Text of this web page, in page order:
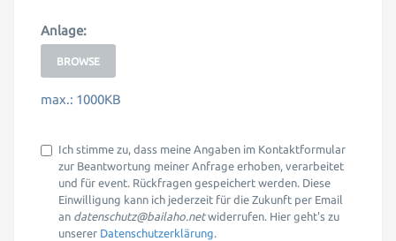
Anlage:
BROWSE
max.: 1000KB
Ich stimme zu, dass meine Angaben im Kontaktformular
zur Beantwortung meiner Anfrage erhoben, verarbeitet
und für event. Rückfragen gespeichert werden. Diese
Einwilligung kann ich jederzeit für die Zukunft per Email
an datenschutz@bailaho.netwiderrufen. Hier geht's zu
unserer Datenschutzerklärung.